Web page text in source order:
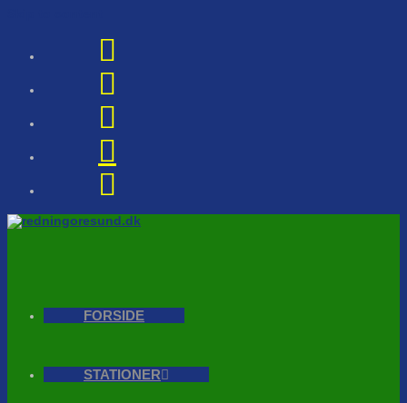
FORSIDE
STATIONER